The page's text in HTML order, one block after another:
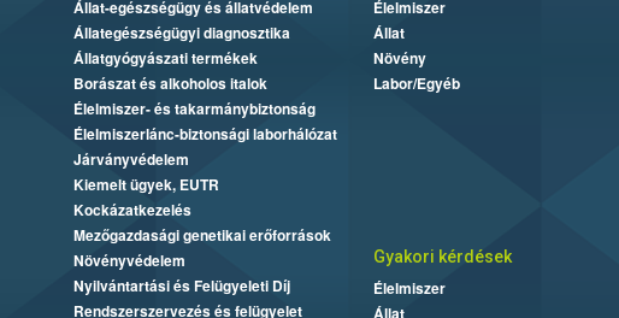
Állat-egészségügy és állatvédelem
Állategészségügyi diagnosztika
Állatgyógyászati termékek
Borászat és alkoholos italok
Élelmiszer- és takarmánybiztonság
Élelmiszerlánc-biztonsági laborhálózat
Járványvédelem
Kiemelt ügyek, EUTR
Kockázatkezelés
Mezőgazdasági genetikai erőforrások
Növényvédelem
Nyilvántartási és Felügyeleti Díj
Rendszerszervezés és felügyelet
Élelmiszer
Állat
Növény
Labor/Egyéb
Gyakori kérdések
Élelmiszer
Állat